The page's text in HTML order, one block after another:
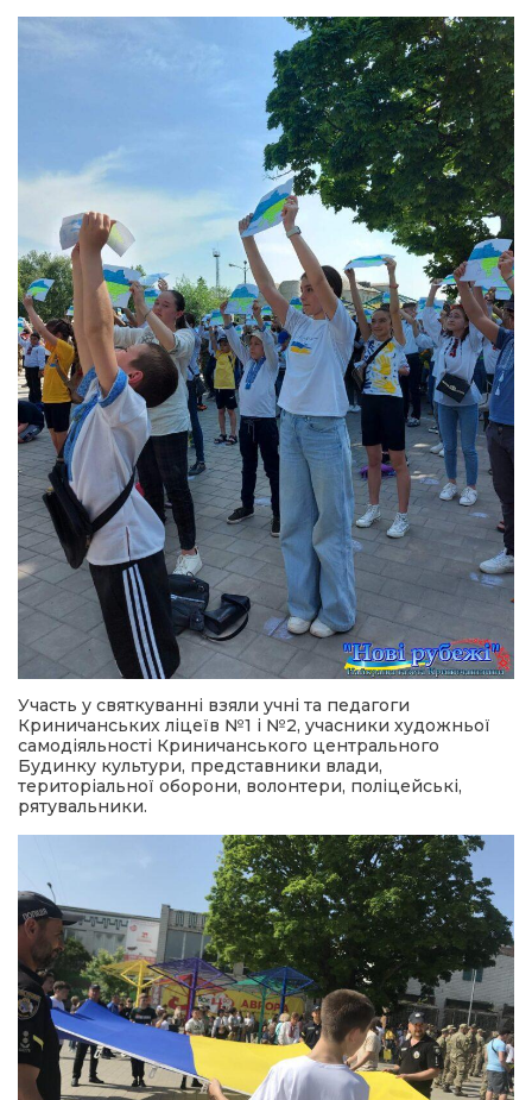
Участь у святкуванні взяли учні та педагоги
Криничанських ліцеїв №1 і №2, учасники художньої
самодіяльності Криничанського центрального
Будинку культури, представники влади,
територіальної оборони, волонтери, поліцейські,
рятувальники.